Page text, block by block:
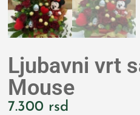
Ljubavni vrt
Mouse
7.300 rsd